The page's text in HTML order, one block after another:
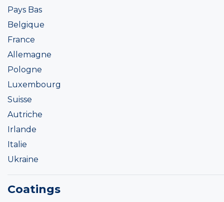
Pays Bas
Belgique
France
Allemagne
Pologne
Luxembourg
Suisse
Autriche
Irlande
Italie
Ukraine
Coatings